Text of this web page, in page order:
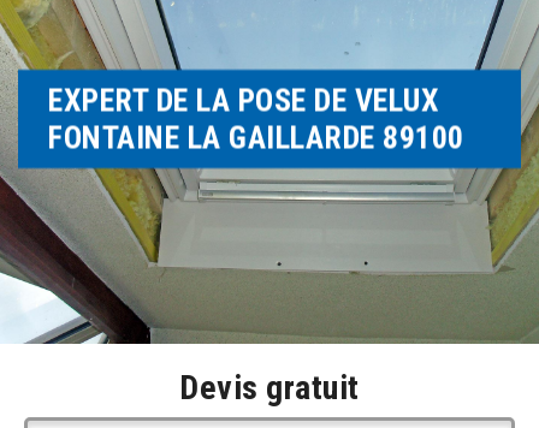
EXPERT DE LA POSE DE VELUX
FONTAINE LA GAILLARDE 89100
Devis gratuit